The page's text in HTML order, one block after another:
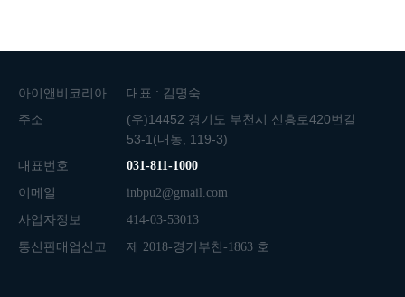
아이앤비코리아
대표 : 김명숙
주소
(우)14452 경기도 부천시 신흥로420번길
53-1(내동, 119-3)
대표번호
031-811-1000
이메일 inbpu2@gmail.com
사업자정보 414-03-53013
통신판매업신고 제 2018-경기부천-1863 호